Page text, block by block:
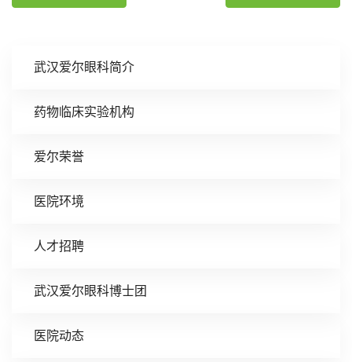
武汉爱尔眼科简介
药物临床实验机构
爱尔荣誉
医院环境
人才招聘
武汉爱尔眼科博士团
医院动态